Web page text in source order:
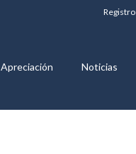
Registro
Apreciación Noticias